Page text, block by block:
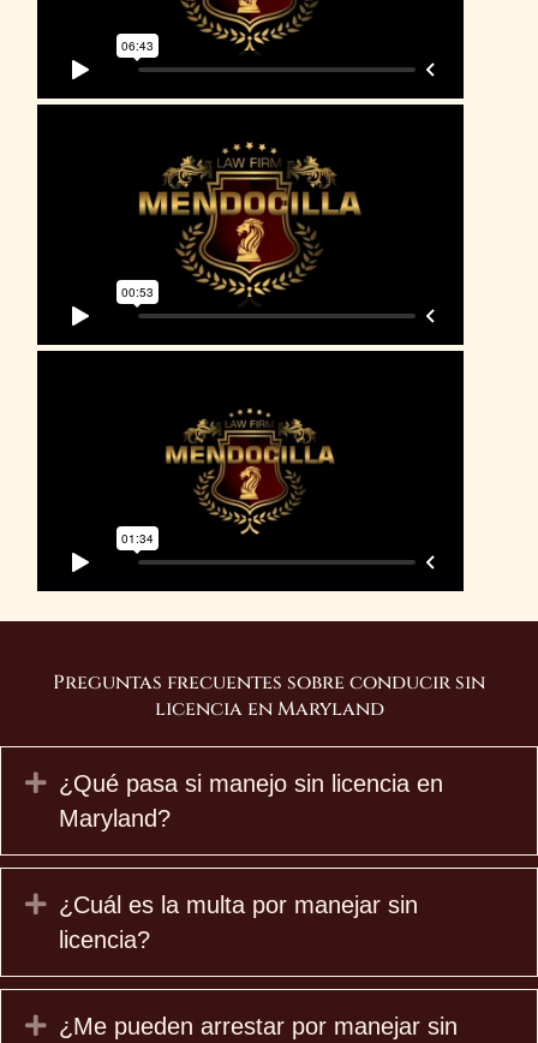
Preguntas frecuentes sobre conducir sin
licencia en Maryland
Expand
¿Qué pasa si manejo sin licencia en
Maryland?
Expand
¿Cuál es la multa por manejar sin
licencia?
Expand
¿Me pueden arrestar por manejar sin